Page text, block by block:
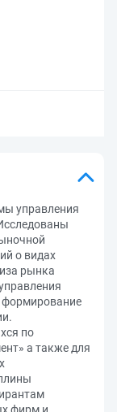
управления
о видах
рынка
формирование
по
а также для